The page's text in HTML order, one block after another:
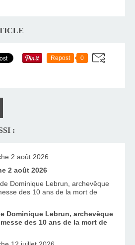
Repost 0
:
2 août 2026
Dominique Lebrun, archevêque
des 10 ans de la mort de